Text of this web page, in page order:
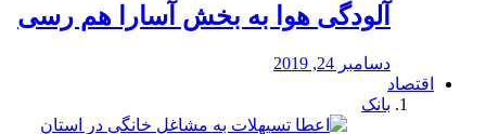
آلودگی هوا به بخش آسارا هم رسی
دسامبر 24, 2019
اقتصاد
بانک